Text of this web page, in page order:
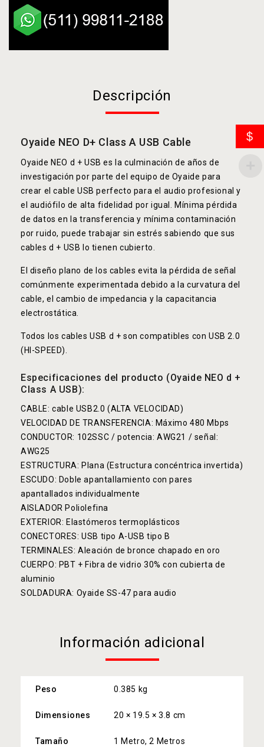
Descripción
Oyaide NEO D+ Class A USB Cable
Oyaide NEO d + USB es la culminación de años de
investigación por parte del equipo de Oyaide para
crear el cable USB perfecto para el audio profesional y
el audiófilo de alta fidelidad por igual. Mínima pérdida
de datos en la transferencia y mínima contaminación
por ruido, puede trabajar sin estrés sabiendo que sus
cables d + USB lo tienen cubierto.
El diseño plano de los cables evita la pérdida de señal
comúnmente experimentada debido a la curvatura del
cable, el cambio de impedancia y la capacitancia
electrostática.
Todos los cables USB d + son compatibles con USB 2.0
(HI-SPEED).
Especificaciones del producto (Oyaide NEO d +
Class A USB):
CABLE: cable USB2.0 (ALTA VELOCIDAD)
VELOCIDAD DE TRANSFERENCIA: Máximo 480 Mbps
CONDUCTOR: 102SSC / potencia: AWG21 / señal:
AWG25
ESTRUCTURA: Plana (Estructura concéntrica invertida)
ESCUDO: Doble apantallamiento con pares
apantallados individualmente
AISLADOR Poliolefina
EXTERIOR: Elastómeros termoplásticos
CONECTORES: USB tipo A-USB tipo B
TERMINALES: Aleación de bronce chapado en oro
CUERPO: PBT + Fibra de vidrio 30% con cubierta de
aluminio
SOLDADURA: Oyaide SS-47 para audio
Información adicional
Peso 0.385 kg
Dimensiones 20 × 19.5 × 3.8 cm
Tamaño 1 Metro, 2 Metros
$